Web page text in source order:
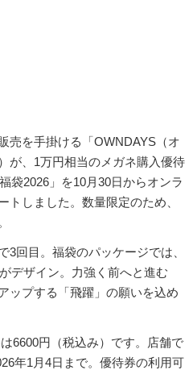
売を手掛ける「OWNDAYS（オ
が、1万円相当のメガネ購入優待
袋2026」を10月30日からオンラ
トしました。数量限定のため、
回目。福袋のパッケージでは、
デザイン。力強く前へと進む
ップする「飛躍」の願いを込め
6600円（税込み）です。店舗で
年1月4日まで。優待券の利用可